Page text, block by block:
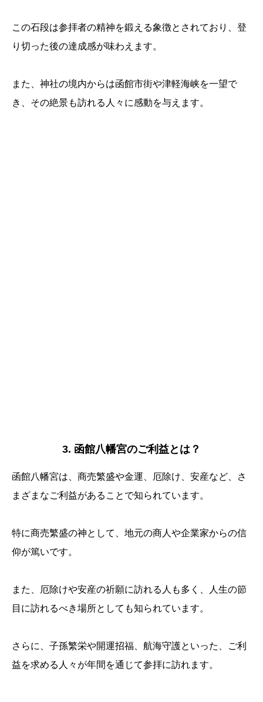
この石段は参拝者の精神を鍛える象徴とされており、登
り切った後の達成感が味わえます。
また、神社の境内からは函館市街や津軽海峡を一望で
き、その絶景も訪れる人々に感動を与えます。
3. 函館八幡宮のご利益とは？
函館八幡宮は、商売繁盛や金運、厄除け、安産など、さ
まざまなご利益があることで知られています。
特に商売繁盛の神として、地元の商人や企業家からの信
仰が篤いです。
また、厄除けや安産の祈願に訪れる人も多く、人生の節
目に訪れるべき場所としても知られています。
さらに、子孫繁栄や開運招福、航海守護といった、ご利
益を求める人々が年間を通じて参拝に訪れます。